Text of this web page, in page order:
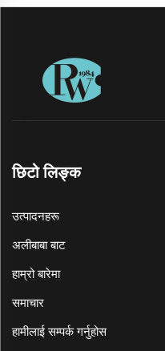
छिटो लिङ्क
उत्पादनहरू
अलीबाबा बाट
हाम्रो बारेमा
समाचार
हामीलाई सम्पर्क गर्नुहोस